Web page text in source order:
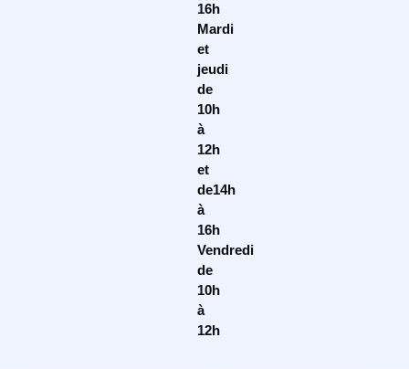
16h
Mardi
et
jeudi
de
10h
à
12h
et
de14h
à
16h
Vendredi
de
10h
à
12h